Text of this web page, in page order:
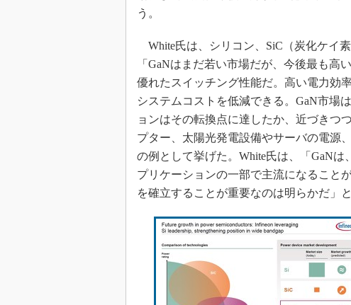
う。
White氏は、シリコン、SiC（炭化ケイ
「GaNはまだ若い市場だが、今後最も高
優れたスイッチング性能だ。高い電力効
システムコストを低減できる。GaN市場
ョンはその転換点に達したか、近づきつ
プター、太陽光発電設備やサーバの電源
の例として挙げた。White氏は、「GaNは
プリケーションの一部で主流になること
を確立することが重要なのは明らかだ」